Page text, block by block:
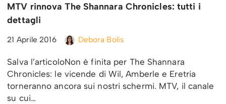
MTV rinnova The Shannara Chronicles: tutti i
dettagli
21 Aprile 2016 Debora Bolis
Salva l’articoloNon è finita per The Shannara
Chronicles: le vicende di Wil, Amberle e Eretria
torneranno ancora sui nostri schermi. MTV, il canale
su cui…